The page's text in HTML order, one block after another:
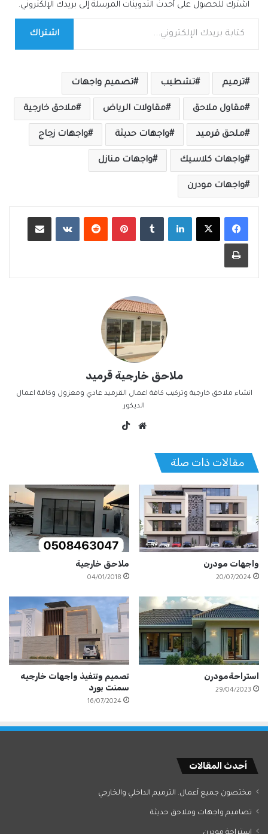
اشترك للحصول على أحدث التدوينات المرسلة إلى بريدك الإلكتروني.
كتابة بريدك الإلكتروني...
اشتراك
ترميم تشطيب تصميم واجهات
مقاول ملاحق مقاولات الرياض ملاحق خارجية
ملحق قرميد واجهات حديثة واجهات زجاج
واجهات كلاسيك واجهات منازل
واجهات مودرن
لينكدإن بينتيريست مشاركة عبر البريد
طباعة
ملاحق خارجية قرميد
انشاء ملاحق خارجية وتركيب كافة اعمال القرميد عادي ومعزول وكافة اعمال
الديكور
موقع
مقالات ذات صلة
واجهات مودرن
20/07/2024
ملاحق خارجية
04/01/2018
استراحةمودرن
29/04/2023
تصميم وتنفيذ واجهات خارجيه
سمنت بورد
16/07/2024
أحدث المقالات
مختصون جميع آعمال. الترميم الداخلي والخارجي
تصاميم واجهات وملاحق حديثة